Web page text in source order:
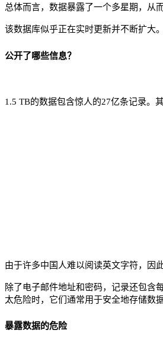
总体而言，数据暴露了一个多星期，从
该数据库似乎正在实时更新并不断扩大
公开了哪些信息？
1.5 TB的数据包含惊人的27亿条记录。
由于许多中国人难以阅读英文字符，因
除了电子邮件地址和密码，记录还包含
太危险时，它们通常用于安全地存储数
暴露数据的危险